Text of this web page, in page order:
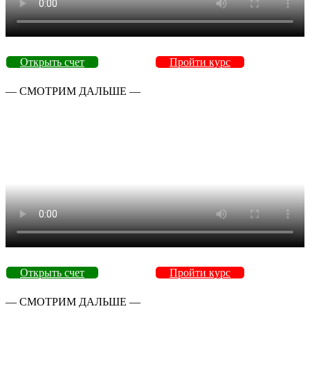
Открыть счет Пройти курс
— СМОТРИМ ДАЛЬШЕ —
Открыть счет Пройти курс
— СМОТРИМ ДАЛЬШЕ —